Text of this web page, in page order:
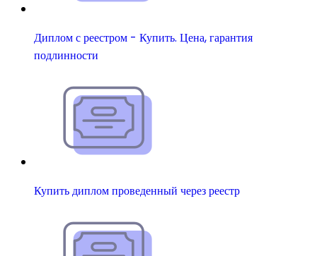
Диплом с реестром - Купить. Цена, гарантия
подлинности
Купить диплом проведенный через реестр